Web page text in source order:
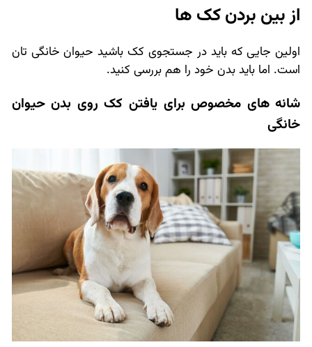
از بین بردن کک ها
اولین جایی که باید در جستجوی کک باشید حیوان خانگی تان
است. اما باید بدن خود را هم بررسی کنید.
شانه های مخصوص برای یافتن کک روی بدن حیوان
خانگی